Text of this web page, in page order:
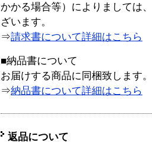
かかる場合等）によりましては
ざいます。
⇒請求書について詳細はこちら
■納品書について
お届けする商品に同梱致します。
⇒納品書について詳細はこちら
返品について